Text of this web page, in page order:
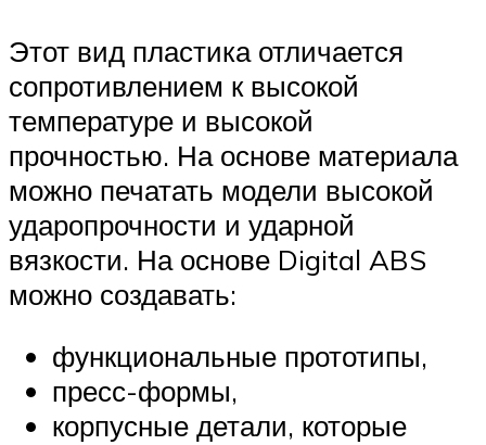
Этот вид пластика отличается
сопротивлением к высокой
температуре и высокой
прочностью. На основе материала
можно печатать модели высокой
ударопрочности и ударной
вязкости. На основе Digital ABS
можно создавать:
функциональные прототипы,
пресс-формы,
корпусные детали, которые